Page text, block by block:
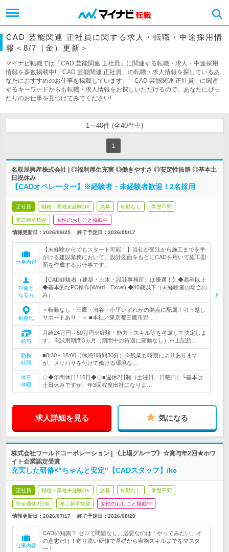
CAD 芸能関連 正社員に関する求人・転職・中途採用情
報＜8/7（金）更新＞
マイナビ転職では「CAD 芸能関連 正社員」に関連する転職・求人・中途採用
情報を多数掲載中!「CAD 芸能関連 正社員」の転職・求人情報を探しているあ
なたにおすすめのお仕事を掲載しています。「CAD 芸能関連 正社員」に関連
するキーワードからも転職・求人情報をお探しいただけるので、あなたにぴっ
たりのお仕事を見つけてみてください!
1～40件 (全40件中)
1
名取屋興産株式会社 | ◎福利厚生充実 ◎働きやすさ ◎安定性抜群 ◎基本土
日祝休み
【CADオペレーター】※経験者・未経験者歓迎！2名採用
正社員 職種・業種未経験OK 急募 転勤なし 学歴不問
第二新卒歓迎 女性のおしごと掲載中
情報更新日：2026/06/25 終了予定日： 2026/09/17
仕事内容
【未経験からでもスタート可能！】当社が受注から施工までを手
がける建設業務において、設計図面をもとにCADを用いて施工図
面を作成するお仕事です。
対象と
なる方
【CAD経験者（建築・土木・設計事務所）は優遇！】◆高卒以上
◆基本的なPC操作(Word、Excel) ◆40歳以下（未経験者の場合の
み）
勤務地
＜転勤なし・三鷹・渋谷・小平いずれかの拠点に配属！引っ越し
サポートあり！＞ ■本社／東京都三鷹市野…
給与
月給24万円～50万円※経験・能力・スキル等を考慮して決定しま
す。※試用期間3ヵ月（期間中の待遇に変動なし）※上記給…
勤務
時間
■8:30～18:00（休憩1時間30分）※残業も時期によりあります
が、メリハリを付けて働ける環境な…
休日
休暇
◇◆年間休日116日◆◇■週休2日制（土曜日、日曜日）└基本は
土日休みですが、年3回程度出社になりま…
求人詳細を見る 気になる
株式会社ワールドコーポレーション | 《上場グループ》☆賞与年2回★ホワ
イト企業認定受賞
充実した研修×"ちゃんと安定"【CADスタッフ】/kc
正社員 職種・業種未経験OK 急募 転勤なし 学歴不問
完全週休2日制 第二新卒歓迎 女性のおしごと掲載中
情報更新日：2026/07/17 終了予定日： 2026/08/20
仕事内容
CADの知識？ ゼロで問題なし。必要なのは「やってみたい」そ
の意志だけ！寄り添い研修で基礎から実務スキルまでをマスタ
ー！